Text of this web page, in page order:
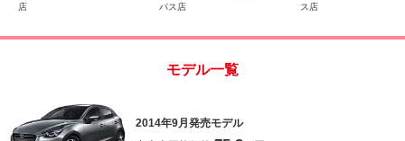
店
パス店
ス店
モデル一覧
2014年9月発売モデル